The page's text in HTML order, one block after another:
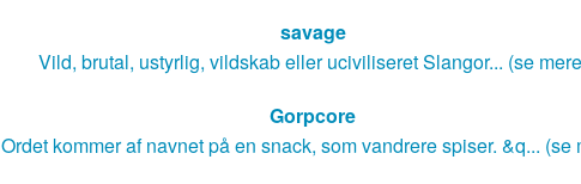
savage
Vild, brutal, ustyrlig, vildskab eller uciviliseret Slangor... (se
Gorpcore
Ordet kommer af navnet på en snack, som vandrere spiser. &q... (se